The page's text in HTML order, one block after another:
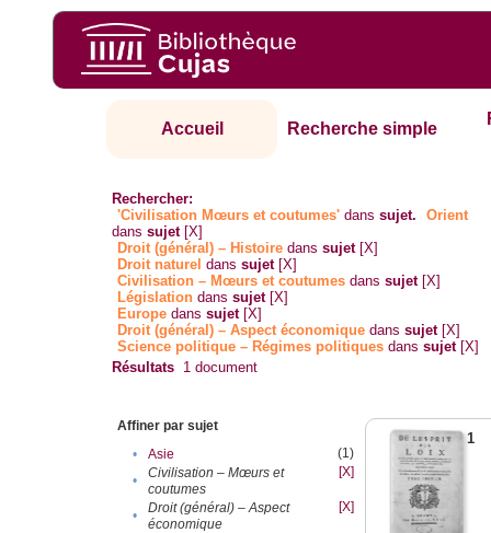
Accueil Recherche simple
Rechercher:
'Civilisation Mœurs et coutumes' danssujet.
Orient
danssujet [X]
Droit (général) – Histoire danssujet [X]
Droit naturel danssujet [X]
Civilisation – Mœurs et coutumes danssujet [X]
Législation danssujet [X]
Europe danssujet [X]
Droit (général) – Aspect économique danssujet [X]
Science politique – Régimes politiques danssujet [X]
Résultats 1 document
Affiner par sujet
•
Asie
(1)
•
Civilisation – Mœurs et
coutumes
[X]
•
Droit (général) – Aspect
économique
[X]
1